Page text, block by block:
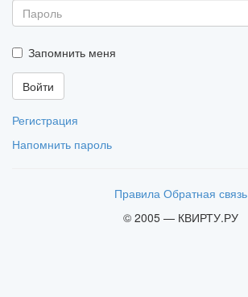
Запомнить меня
Регистрация
Напомнить пароль
Правила Обратная связь
© 2005 — КВИРТУ.РУ